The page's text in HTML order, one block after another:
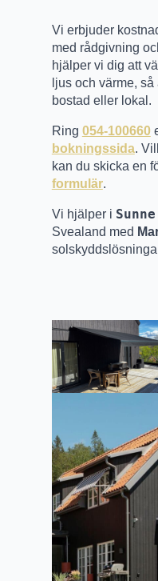
Vi erbjuder
med rådgivning
hjälper vi dig att
ljus och värme,
bostad eller lokal.
Ring 054-100660
bokningssida.
kan du skicka en
formulär.
Vi hjälper i Sunne
Svealand med